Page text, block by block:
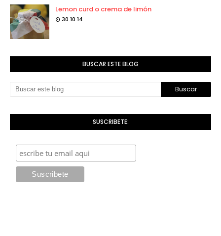
Lemon curd o crema de limón
30.10.14
BUSCAR ESTE BLOG
SUSCRIBETE: